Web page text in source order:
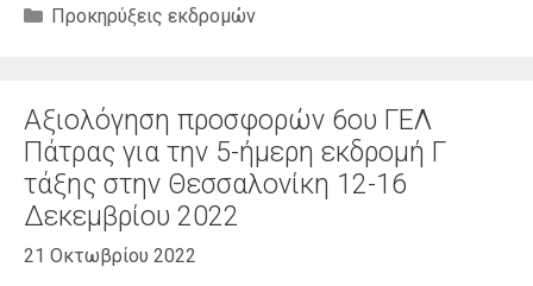
Κατηγορίες
Προκηρύξεις εκδρομών
Αξιολόγηση προσφορών 6ου ΓΕΛ
Πάτρας για την 5-ήμερη εκδρομή Γ
τάξης στην Θεσσαλονίκη 12-16
Δεκεμβρίου 2022
21 Οκτωβρίου 2022